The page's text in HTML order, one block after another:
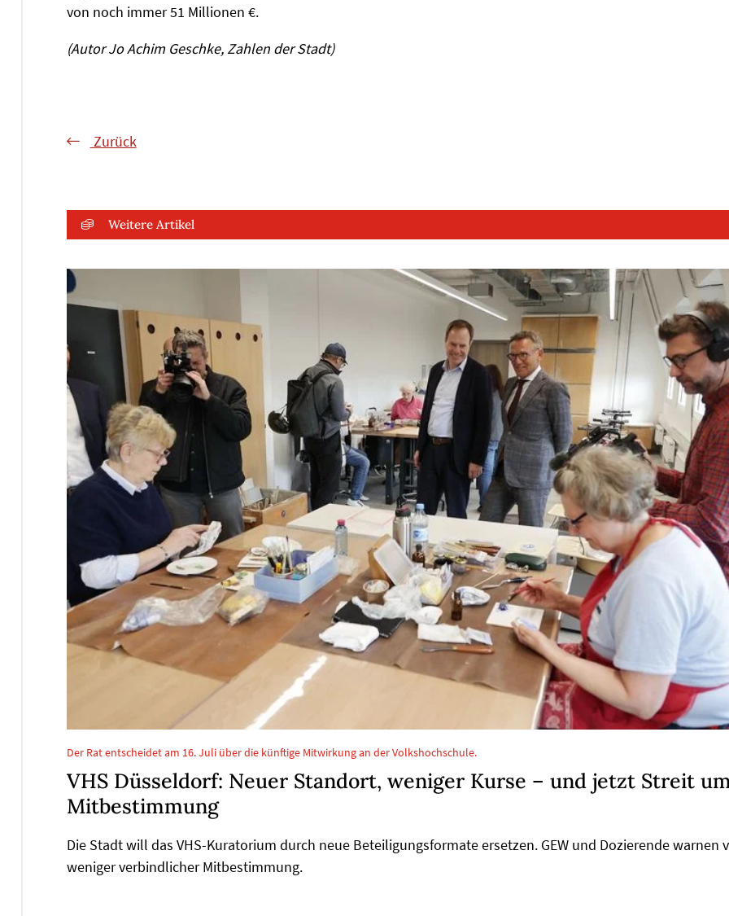
von noch immer 51 Millionen €.
(Autor Jo Achim Geschke, Zahlen der Stadt)
Zurück
Weitere Artikel
Der Rat entscheidet am 16. Juli über die künftige Mitwirkung an der Volkshochschule.
VHS Düsseldorf: Neuer Standort, weniger Kurse – und jetzt Streit
Mitbestimmung
Die Stadt will das VHS-Kuratorium durch neue Beteiligungsformate ersetzen. GEW und Dozierende warnen
weniger verbindlicher Mitbestimmung.